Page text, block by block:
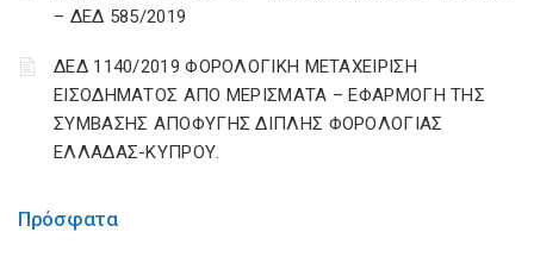
Πρόσφατα
– ΔΕΔ 585/2019
ΔΕΔ 1140/2019 ΦΟΡΟΛΟΓΙΚΗ ΜΕΤΑΧΕΙΡΙΣΗ
ΕΙΣΟΔΗΜΑΤΟΣ ΑΠΟ ΜΕΡΙΣΜΑΤΑ – ΕΦΑΡΜΟΓΗ ΤΗΣ
ΣΥΜΒΑΣΗΣ ΑΠΟΦΥΓΗΣ ΔΙΠΛΗΣ ΦΟΡΟΛΟΓΙΑΣ
ΕΛΛΑΔΑΣ-ΚΥΠΡΟΥ.